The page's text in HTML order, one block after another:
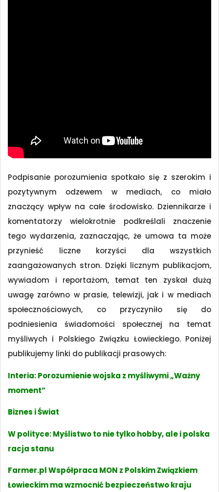
Podpisanie porozumienia spotkało się z szerokim i
pozytywnym odzewem w mediach, co miało
znaczący wpływ na całe środowisko. Dziennikarze i
komentatorzy wielokrotnie podkreślali znaczenie
tego wydarzenia, zaznaczając, że umowa ta może
przynieść liczne korzyści dla wszystkich
zaangażowanych stron. Dzięki licznym publikacjom,
wywiadom i reportażom, temat ten zyskał dużą
uwagę zarówno w prasie, telewizji, jak i w mediach
społecznościowych, co przyczyniło się do
podniesienia świadomości społecznej na temat
myśliwych i Polskiego Związku Łowieckiego. Poniżej
publikujemy linki do publikacji prasowych:
Interia: Porozumienie wojska z myśliwymi „Ważny
moment”
Biznes i Świat
W polityce: Myślistwo to nie tylko hobby, ale i polska
racja stanu
Farmer.pl Współpraca MON z Polskim Związkiem
Łowieckim ma wzmocnić bezpieczeństwo kraju